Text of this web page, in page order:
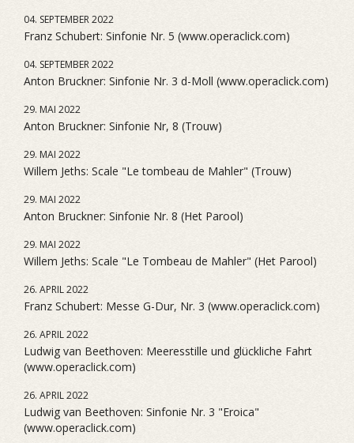
04. SEPTEMBER 2022
Franz Schubert: Sinfonie Nr. 5 (www.operaclick.com)
04. SEPTEMBER 2022
Anton Bruckner: Sinfonie Nr. 3 d-Moll (www.operaclick.com)
29. MAI 2022
Anton Bruckner: Sinfonie Nr, 8 (Trouw)
29. MAI 2022
Willem Jeths: Scale "Le tombeau de Mahler" (Trouw)
29. MAI 2022
Anton Bruckner: Sinfonie Nr. 8 (Het Parool)
29. MAI 2022
Willem Jeths: Scale "Le Tombeau de Mahler" (Het Parool)
26. APRIL 2022
Franz Schubert: Messe G-Dur, Nr. 3 (www.operaclick.com)
26. APRIL 2022
Ludwig van Beethoven: Meeresstille und glückliche Fahrt
(www.operaclick.com)
26. APRIL 2022
Ludwig van Beethoven: Sinfonie Nr. 3 "Eroica"
(www.operaclick.com)